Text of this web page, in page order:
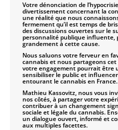
Votre dénonciation de
divertissement concernant la
une réalité que nous
fermement qu’il est temps de
des discussions ouvertes sur le
personnalité publique
grandement à cette cause.
Nous saluons votre ferveur en
cannabis et nous partageons
votre engagement pourrait être
sensibiliser le public et
entourant le cannabis en France.
Mathieu Kassovitz, nous vous
nos côtés, à partager votre
contribuer à un changement
sociale et légale du cannabis.
un dialogue ouvert, informé et
aux multiples facettes.